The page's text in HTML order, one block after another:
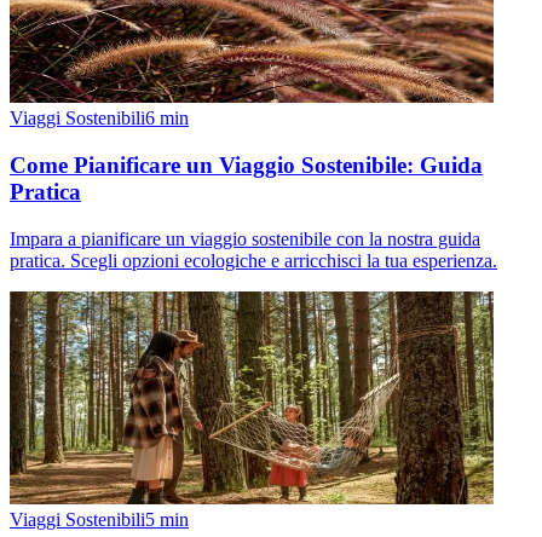
Viaggi Sostenibili6 min
Come Pianificare un Viaggio Sostenibile: Guida
Pratica
Impara a pianificare un viaggio sostenibile con la nostra guida
pratica. Scegli opzioni ecologiche e arricchisci la tua esperienza.
Viaggi Sostenibili5 min